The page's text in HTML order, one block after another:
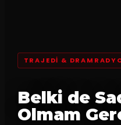
TRAJEDI &
Belki de
Olmam